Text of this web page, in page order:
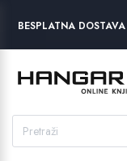
BESPLATNA